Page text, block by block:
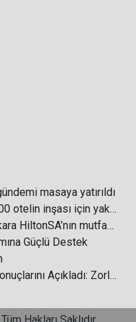
Am Turnuvası,
Belek’te
Türkiye talebi
masaya yatırıldı
Cosmos Hotel Group, Rusya’da 100 otelin inşası için yaklaşık 700 milyar ruble yatıracak
Executive Chef Göktuğ Güner, Ankara HiltonSA’nın mutfak operasyonlarının liderliğini üstlendi
Güçlü Destek
Accor 2026 Yılı İlk Yarı Finansal Sonuçlarını Açıkladı: Zorlu küresel koşullara rağmen çevikliğini korudu